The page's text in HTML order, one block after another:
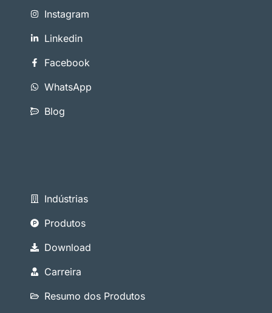
Instagram
Linkedin
Facebook
WhatsApp
Blog
Indústrias
Produtos
Download
Carreira
Resumo dos Produtos